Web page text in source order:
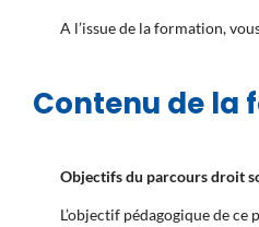
A l’issue de la formation,
Contenu de la
Objectifs du parcours droit
L’objectif pédagogique de